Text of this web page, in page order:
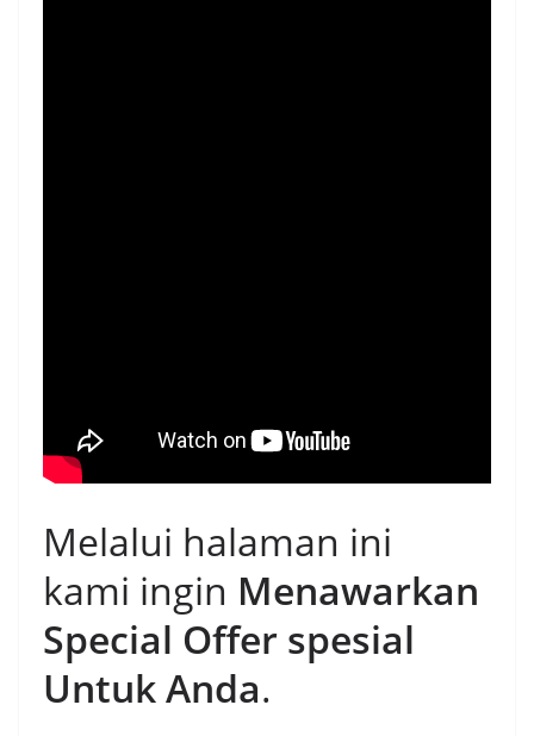
Melalui halaman ini
kami ingin Menawarkan
Special Offer spesial
Untuk Anda.